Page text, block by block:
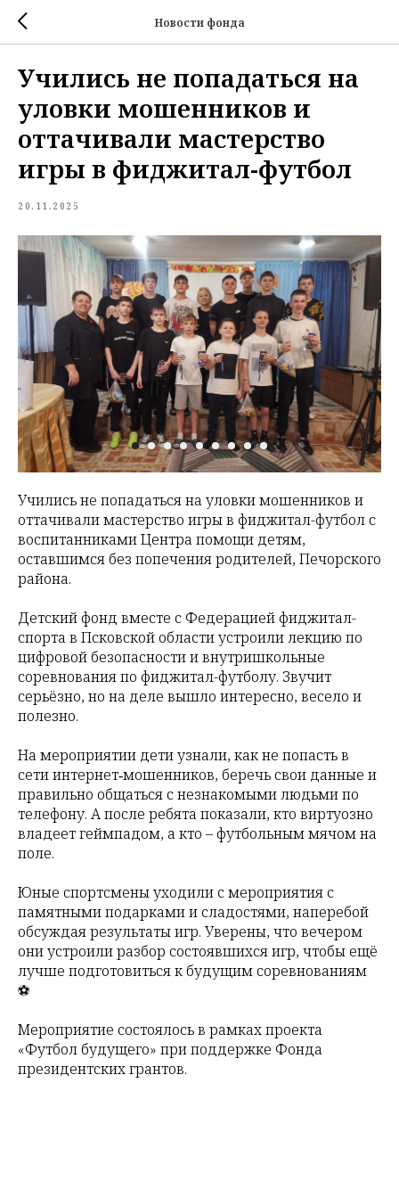
Новости фонда
Учились не попадаться на
уловки мошенников и
оттачивали мастерство
игры в фиджитал-футбол
20.11.2025
Учились не попадаться на уловки мошенников и
оттачивали мастерство игры в фиджитал-футбол с
воспитанниками Центра помощи детям,
оставшимся без попечения родителей, Печорского
района.
Детский фонд вместе с Федерацией фиджитал-
спорта в Псковской области устроили лекцию по
цифровой безопасности и внутришкольные
соревнования по фиджитал-футболу. Звучит
серьёзно, но на деле вышло интересно, весело и
полезно.
На мероприятии дети узнали, как не попасть в
сети интернет‑мошенников, беречь свои данные и
правильно общаться с незнакомыми людьми по
телефону. А после ребята показали, кто виртуозно
владеет геймпадом, а кто – футбольным мячом на
поле.
Юные спортсмены уходили с мероприятия с
памятными подарками и сладостями, наперебой
обсуждая результаты игр. Уверены, что вечером
они устроили разбор состоявшихся игр, чтобы ещё
лучше подготовиться к будущим соревнованиям
⚽
Мероприятие состоялось в рамках проекта
«Футбол будущего» при поддержке Фонда
президентских грантов.